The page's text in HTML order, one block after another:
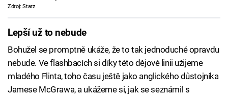
Zdroj: Starz
Lepší už to nebude
Bohužel se promptně ukáže, že to tak jednoduché opravdu
nebude. Ve flashbacích si díky této dějové linii užijeme
mladého Flinta, toho času ještě jako anglického důstojníka
Jamese McGrawa, a ukážeme si, jak se seznámil s